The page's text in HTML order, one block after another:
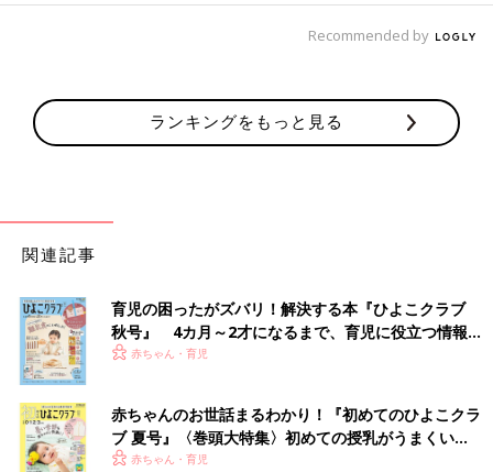
Recommended by
ランキングをもっと見る
関連記事
育児の困ったがズバリ！解決する本『ひよこクラブ
秋号』 4カ月～2才になるまで、育児に役立つ情報が
いっぱい！
赤ちゃん・育児
赤ちゃんのお世話まるわかり！『初めてのひよこクラ
ブ 夏号』〈巻頭大特集〉初めての授乳がうまくい
く！ おっぱい・ミルクの基本と夏のトラブル 解決テ
赤ちゃん・育児